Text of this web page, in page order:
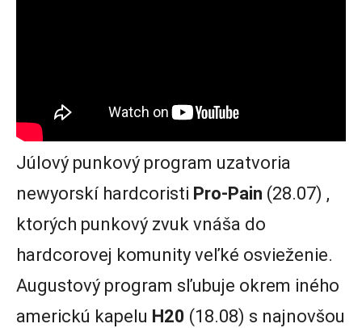
Júlový punkový program uzatvoria
newyorskí hardcoristi Pro-Pain (28.07) ,
ktorých punkový zvuk vnáša do
hardcorovej komunity veľké osvieženie.
Augustový program sľubuje okrem iného
americkú kapelu H20 (18.08) s najnovšou